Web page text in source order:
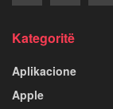
Kategoritë
Aplikacione
Apple